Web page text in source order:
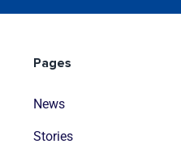
Pages
News
Stories